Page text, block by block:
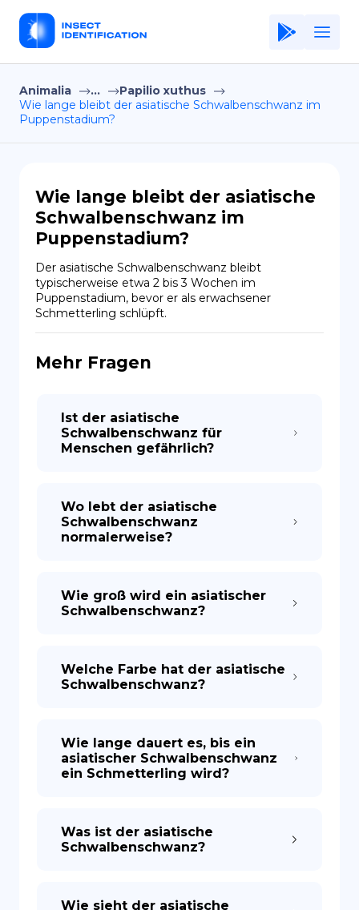
Home
Application
Privacy Policy
DE
EN
Animalia ...
Papilio xuthus
Wie lange bleibt der asiatische Schwalbenschwanz im
Puppenstadium?
Wie lange bleibt der asiatische
Schwalbenschwanz im
Puppenstadium?
Der asiatische Schwalbenschwanz bleibt
typischerweise etwa 2 bis 3 Wochen im
Puppenstadium, bevor er als erwachsener
Schmetterling schlüpft.
Mehr Fragen
Ist der asiatische
Schwalbenschwanz für
Menschen gefährlich?
Wo lebt der asiatische
Schwalbenschwanz
normalerweise?
Wie groß wird ein asiatischer
Schwalbenschwanz?
Welche Farbe hat der asiatische
Schwalbenschwanz?
Wie lange dauert es, bis ein
asiatischer Schwalbenschwanz
ein Schmetterling wird?
Was ist der asiatische
Schwalbenschwanz?
Wie sieht der asiatische